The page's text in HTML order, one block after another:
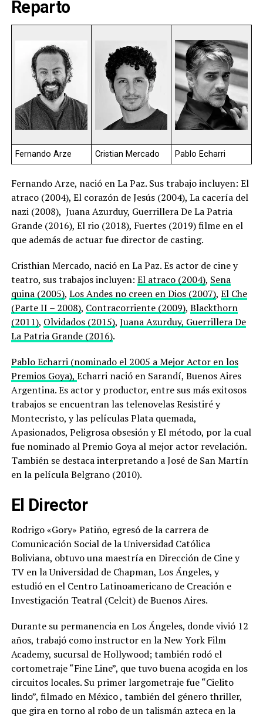
Reparto
Fernando Arze Cristian Mercado Pablo Echarri
Fernando Arze, nació en La Paz. Sus trabajo incluyen: El
atraco (2004), El corazón de Jesús (2004), La cacería del
nazi (2008), Juana Azurduy, Guerrillera De La Patria
Grande (2016), El rio (2018), Fuertes (2019) filme en el
que además de actuar fue director de casting.
Cristhian Mercado, nació en La Paz. Es actor de cine y
teatro, sus trabajos incluyen: El atraco (2004), Sena
quina (2005), Los Andes no creen en Dios (2007), El Che
(Parte II – 2008), Contracorriente (2009), Blackthorn
(2011), Olvidados (2015), Juana Azurduy, Guerrillera De
La Patria Grande (2016).
Pablo Echarri(nominado el 2005 a Mejor Actor en los
Premios Goya), Echarri nació en Sarandí, Buenos Aires
Argentina. Es actor y productor, entre sus más exitosos
trabajos se encuentran las telenovelas Resistiré y
Montecristo, y las películas Plata quemada,
Apasionados, Peligrosa obsesión y El método, por la cual
fue nominado al Premio Goya al mejor actor revelación.
También se destaca interpretando a José de San Martín
en la película Belgrano (2010).​
El Director
Rodrigo «Gory» Patiño, egresó de la carrera de
Comunicación Social de la Universidad Católica
Boliviana, obtuvo una maestría en Dirección de Cine y
TV en la Universidad de Chapman, Los Ángeles, y
estudió en el Centro Latinoamericano de Creación e
Investigación Teatral (Celcit) de Buenos Aires.
Durante su permanencia en Los Ángeles, donde vivió 12
años, trabajó como instructor en la New York Film
Academy, sucursal de Hollywood; también rodó el
cortometraje “Fine Line”, que tuvo buena acogida en los
circuitos locales. Su primer largometraje fue “Cielito
lindo”, filmado en México , también del género thriller,
que gira en torno al robo de un talismán azteca en la